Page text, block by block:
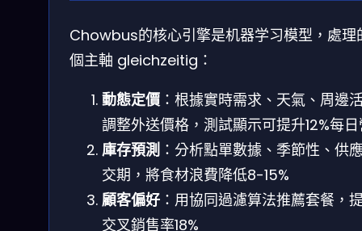
Chowbus的核心引擎是机器学习模型，處理
個主軸 gleichzeitig：
動態定價 ：根據實時需求、天氣、周邊
調整外送價格，測試顯示可提升12%每
庫存預測 ：分析點單數據、季節性、供
交期，將食材浪費降低8-15%
顧客偏好 ：用協同過濾算法推薦套餐，
交叉銷售率18%